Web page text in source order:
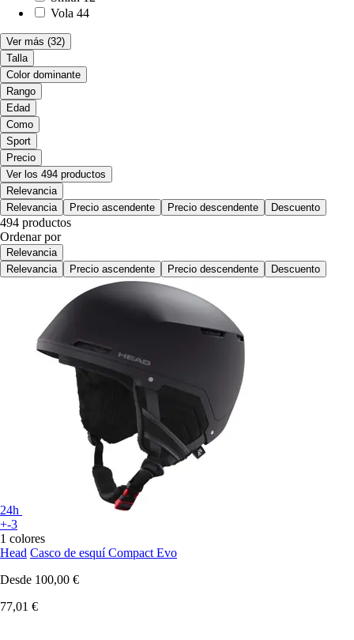
Vola 44
Ver más (32)
Talla
Color dominante
Rango
Edad
Como
Sport
Precio
Ver los 494 productos
Relevancia
Relevancia
Precio ascendente Precio descendente Descuento
494 productos
Ordenar por
Relevancia
Relevancia
Precio ascendente Precio descendente Descuento
24h
+-3
1 colores
Head Casco de esquí Compact Evo
Desde 100,00 €
77,01 €